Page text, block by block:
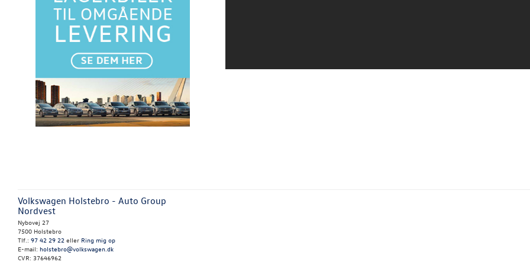
Volkswagen Holstebro - Auto Group
Nordvest
Nybovej 27
7500 Holstebro
Tlf.: 97 42 29 22 eller Ring mig op
E-mail: holstebro@volkswagen.dk
CVR: 37646962